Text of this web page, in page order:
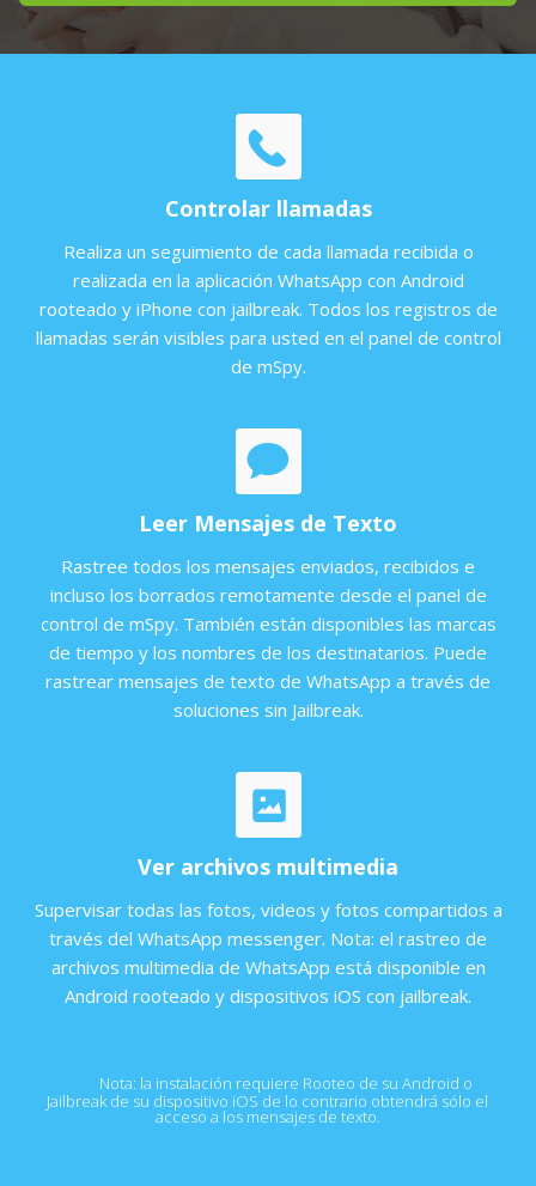
Controlar llamadas
Realiza un seguimiento de cada llamada recibida o
realizada en la aplicación WhatsApp con Android
rooteado y iPhone con jailbreak. Todos los registros de
llamadas serán visibles para usted en el panel de control
de mSpy.
Leer Mensajes de Texto
Rastree todos los mensajes enviados, recibidos e
incluso los borrados remotamente desde el panel de
control de mSpy. También están disponibles las marcas
de tiempo y los nombres de los destinatarios. Puede
rastrear mensajes de texto de WhatsApp a través de
soluciones sin Jailbreak.
Ver archivos multimedia
Supervisar todas las fotos, videos y fotos compartidos a
través del WhatsApp messenger. Nota: el rastreo de
archivos multimedia de WhatsApp está disponible en
Android rooteado y dispositivos iOS con jailbreak.
Nota: la instalación requiere Rooteo de su Android o
Jailbreak de su dispositivo iOS de lo contrario obtendrá sólo el
acceso a los mensajes de texto.